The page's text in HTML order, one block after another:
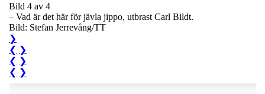
Bild 4 av 4
– Vad är det här för jävla jippo, utbrast Carl Bildt.
Bild: Stefan Jerrevång/TT
❯
❮ ❯
❮ ❯
❮ ❯